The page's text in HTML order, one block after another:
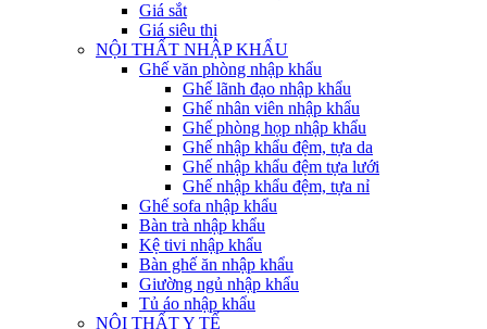
Giá sắt
Giá siêu thị
NỘI THẤT NHẬP KHẨU
Ghế văn phòng nhập khẩu
Ghế lãnh đạo nhập khẩu
Ghế nhân viên nhập khẩu
Ghế phòng họp nhập khẩu
Ghế nhập khẩu đệm, tựa da
Ghế nhập khẩu đệm tựa lưới
Ghế nhập khẩu đệm, tựa nỉ
Ghế sofa nhập khẩu
Bàn trà nhập khẩu
Kệ tivi nhập khẩu
Bàn ghế ăn nhập khẩu
Giường ngủ nhập khẩu
Tủ áo nhập khẩu
NỘI THẤT Y TẾ